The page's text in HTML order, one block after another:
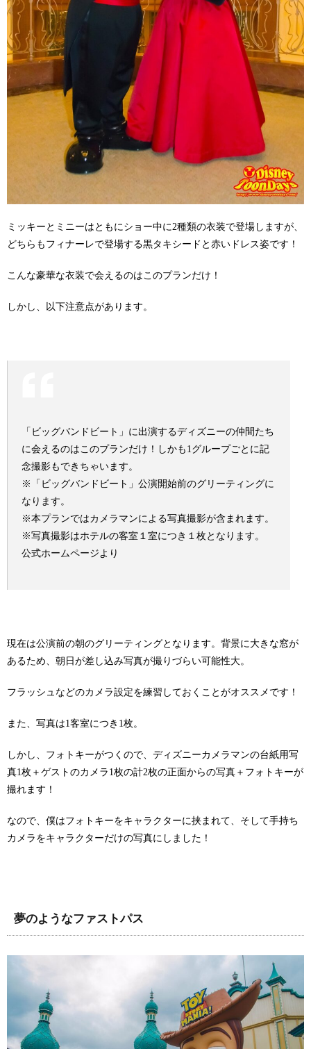
ミッキーとミニーはともにショー中に2種類の衣装で登場しますが、
どちらもフィナーレで登場する黒タキシードと赤いドレス姿です！
こんな豪華な衣装で会えるのはこのプランだけ！
しかし、以下注意点があります。
「ビッグバンドビート」に出演するディズニーの仲間たち
に会えるのはこのプランだけ！しかも1グループごとに記
念撮影もできちゃいます。
※「ビッグバンドビート」公演開始前のグリーティングに
なります。
※本プランではカメラマンによる写真撮影が含まれます。
※写真撮影はホテルの客室１室につき１枚となります。
公式ホームページより
現在は公演前の朝のグリーティングとなります。背景に大きな窓が
あるため、朝日が差し込み写真が撮りづらい可能性大。
フラッシュなどのカメラ設定を練習しておくことがオススメです！
また、写真は1客室につき1枚。
しかし、フォトキーがつくので、ディズニーカメラマンの台紙用写
真1枚＋ゲストのカメラ1枚の計2枚の正面からの写真＋フォトキーが
撮れます！
なので、僕はフォトキーをキャラクターに挟まれて、そして手持ち
カメラをキャラクターだけの写真にしました！
夢のようなファストパス